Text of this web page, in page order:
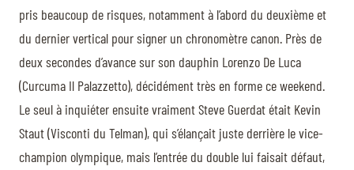
pris beaucoup de risques, notamment à l’abord du deuxième et
du dernier vertical pour signer un chronomètre canon. Près de
deux secondes d’avance sur son dauphin Lorenzo De Luca
(Curcuma Il Palazzetto), décidément très en forme ce weekend.
Le seul à inquiéter ensuite vraiment Steve Guerdat était Kevin
Staut (Visconti du Telman), qui s’élançait juste derrière le vice-
champion olympique, mais l’entrée du double lui faisait défaut,